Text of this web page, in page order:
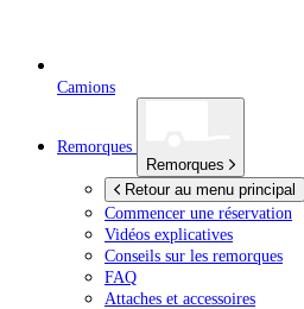
Camions
Remorques
Remorques
Retour au menu principal
Commencer une réservation
Vidéos explicatives
Conseils sur les remorques
FAQ
Attaches et accessoires